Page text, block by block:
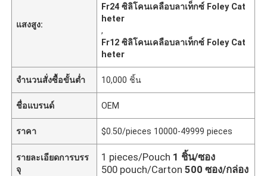
แสงสูง:
Fr24 ซิลิโคนเคลือบลาเท็กซ์ Foley Cat
heter
,
Fr12 ซิลิโคนเคลือบลาเท็กซ์ Foley Cat
heter
จำนวนสั่งซื้อขั้นต่ำ 10,000 ชิ้น
ชื่อแบรนด์ OEM
ราคา $0.50/pieces 10000-49999 pieces
รายละเอียดการบรร
จุ
1 pieces/Pouch 1 ชิ้น/ซอง
500 pouch/Carton 500 ซอง/กล่อง